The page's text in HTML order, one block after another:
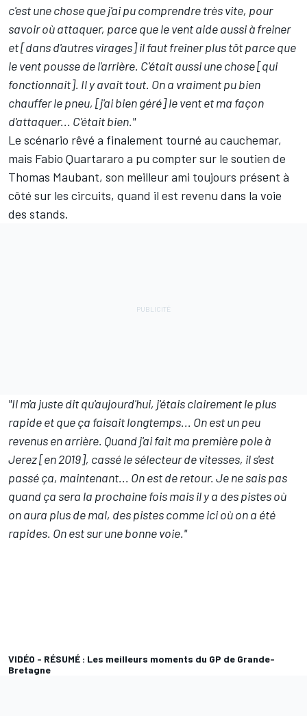
c'est une chose que j'ai pu comprendre très vite, pour
savoir où attaquer, parce que le vent aide aussi à freiner
et [dans d'autres virages] il faut freiner plus tôt parce que
le vent pousse de l'arrière. C'était aussi une chose [qui
fonctionnait]. Il y avait tout. On a vraiment pu bien
chauffer le pneu, [j'ai bien géré] le vent et ma façon
d'attaquer... C'était bien."
Le scénario rêvé a finalement tourné au cauchemar,
mais Fabio Quartararo a pu compter sur le soutien de
Thomas Maubant, son meilleur ami toujours présent à
côté sur les circuits, quand il est revenu dans la voie
des stands.
"Il m'a juste dit qu'aujourd'hui, j'étais clairement le plus
rapide et que ça faisait longtemps... On est un peu
revenus en arrière. Quand j'ai fait ma première pole à
Jerez [en 2019], cassé le sélecteur de vitesses, il s'est
passé ça, maintenant... On est de retour. Je ne sais pas
quand ça sera la prochaine fois mais il y a des pistes où
on aura plus de mal, des pistes comme ici où on a été
rapides. On est sur une bonne voie."
VIDÉO - RÉSUMÉ : Les meilleurs moments du GP de Grande-
Bretagne